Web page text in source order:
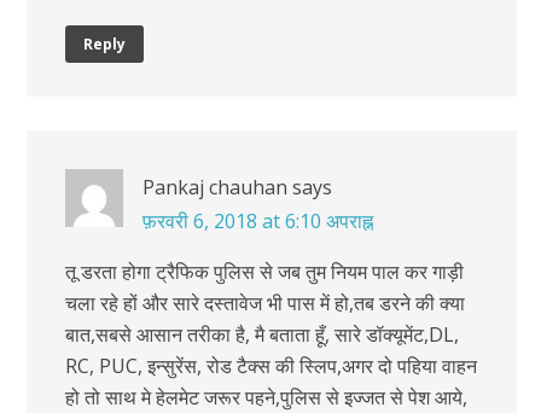
Reply
Pankaj chauhan says
फ़रवरी 6, 2018 at 6:10 अपराह्न
तू डरता होगा ट्रैफिक पुलिस से जब तुम नियम पाल कर गाड़ी
चला रहे हों और सारे दस्तावेज भी पास में हो,तब डरने की क्या
बात,सबसे आसान तरीका है, मै बताता हूँ, सारे डॉक्यूमेंट,DL,
RC, PUC, इन्सुरेंस, रोड टैक्स की स्लिप,अगर दो पहिया वाहन
हो तो साथ मे हेलमेट जरूर पहने,पुलिस से इज्जत से पेश आये,